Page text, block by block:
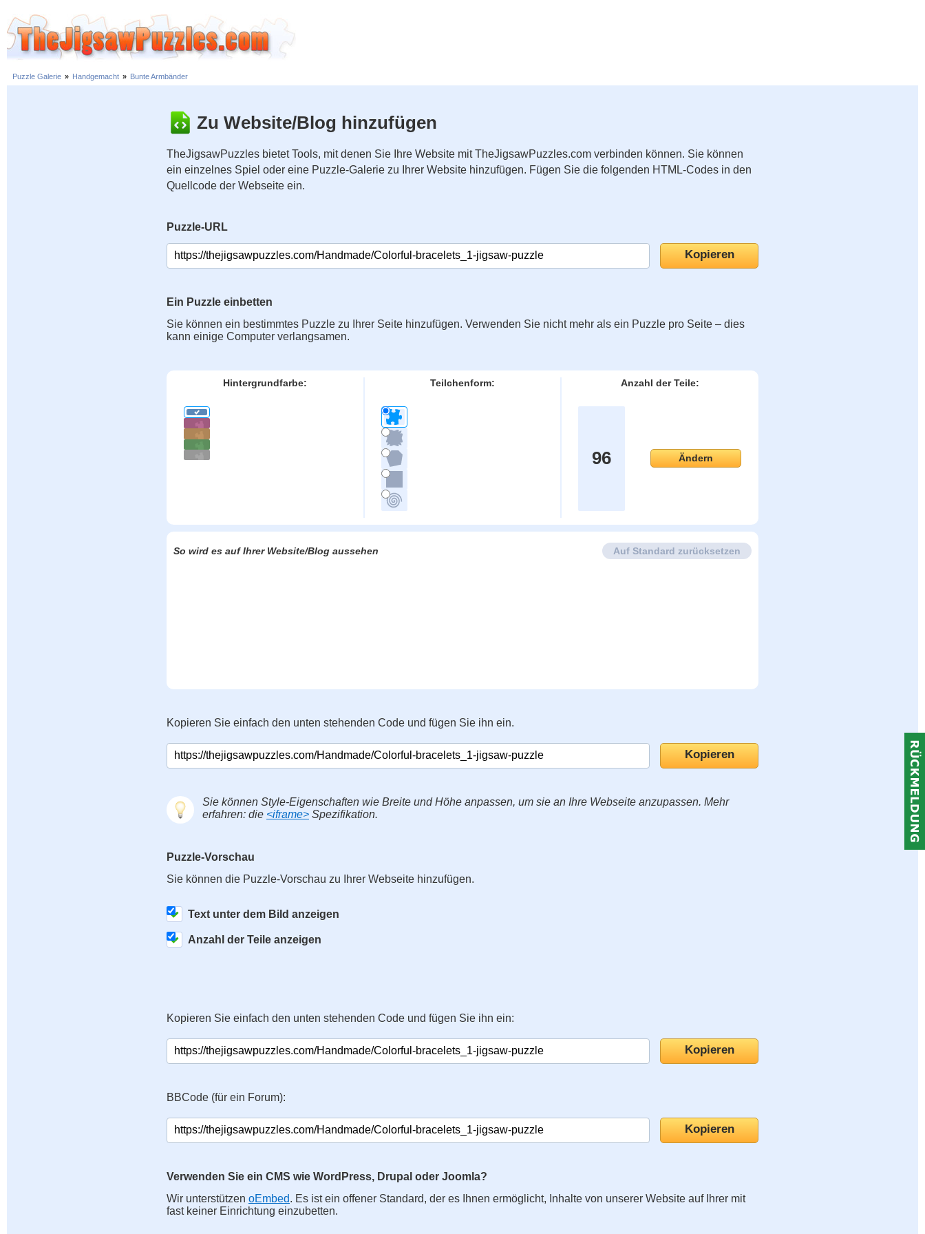
Puzzle Galerie » Handgemacht » Bunte Armbänder
Zu Website/Blog hinzufügen
TheJigsawPuzzles bietet Tools, mit denen Sie Ihre Website mit TheJigsawPuzzles.com verbinden können. Sie können
ein einzelnes Spiel oder eine Puzzle-Galerie zu Ihrer Website hinzufügen. Fügen Sie die folgenden HTML-Codes in den
Quellcode der Webseite ein.
Puzzle-URL
Ein Puzzle einbetten
Sie können ein bestimmtes Puzzle zu Ihrer Seite hinzufügen. Verwenden Sie nicht mehr als ein Puzzle pro Seite – dies
kann einige Computer verlangsamen.
Hintergrundfarbe: Teilchenform: Anzahl der Teile:
96 Ändern
So wird es auf Ihrer Website/Blog aussehen Auf Standard zurücksetzen
Kopieren Sie einfach den unten stehenden Code und fügen Sie ihn ein.
Sie können Style-Eigenschaften wie Breite und Höhe anpassen, um sie an Ihre Webseite anzupassen. Mehr
erfahren: die <iframe> Spezifikation.
Puzzle-Vorschau
Sie können die Puzzle-Vorschau zu Ihrer Webseite hinzufügen.
Text unter dem Bild anzeigen
Anzahl der Teile anzeigen
Kopieren Sie einfach den unten stehenden Code und fügen Sie ihn ein:
BBCode (für ein Forum):
Verwenden Sie ein CMS wie WordPress, Drupal oder Joomla?
Wir unterstützen oEmbed. Es ist ein offener Standard, der es Ihnen ermöglicht, Inhalte von unserer Website auf Ihrer mit
fast keiner Einrichtung einzubetten.